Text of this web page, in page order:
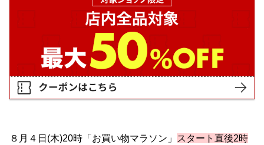
８月４日(木)20時「お買い物マラソン」
スタート直後2時